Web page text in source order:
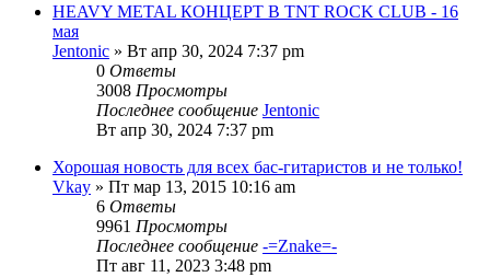
HEAVY METAL КОНЦЕРТ В TNT ROCK CLUB - 16
мая
Jentonic » Вт апр 30, 2024 7:37 pm
0 Ответы
3008 Просмотры
Последнее сообщение Jentonic
Вт апр 30, 2024 7:37 pm
Хорошая новость для всех бас-гитаристов и не только!
Vkay » Пт мар 13, 2015 10:16 am
6 Ответы
9961 Просмотры
Последнее сообщение -=Znake=-
Пт авг 11, 2023 3:48 pm